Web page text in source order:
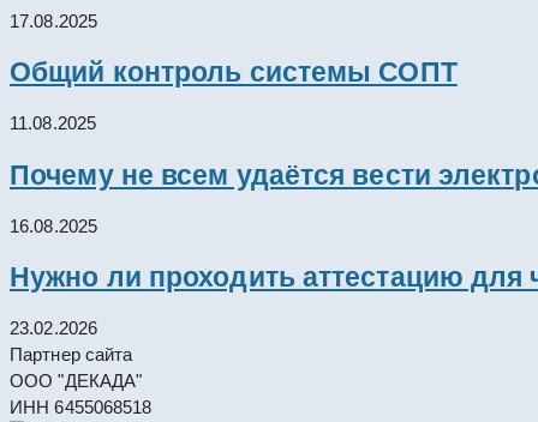
17.08.2025
Общий контроль системы СОПТ
11.08.2025
Почему не всем удаётся вести
16.08.2025
Нужно ли проходить аттестацию для
23.02.2026
Партнер сайта
ООО "ДЕКАДА"
ИНН 6455068518